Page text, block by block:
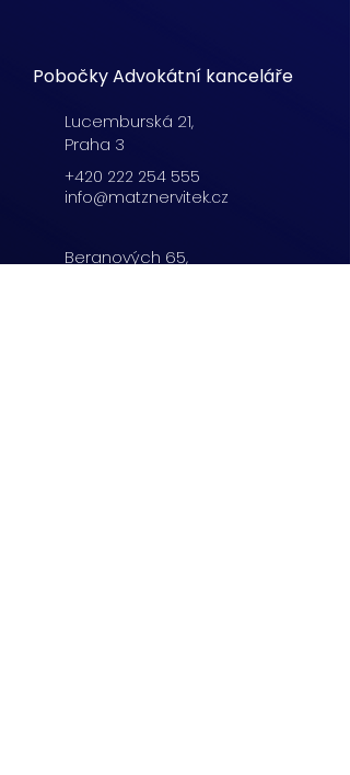
Pobočky Advokátní kanceláře
Lucemburská 21,
Praha 3
+420 222 254 555
info@matznervitek.cz
Beranových 65,